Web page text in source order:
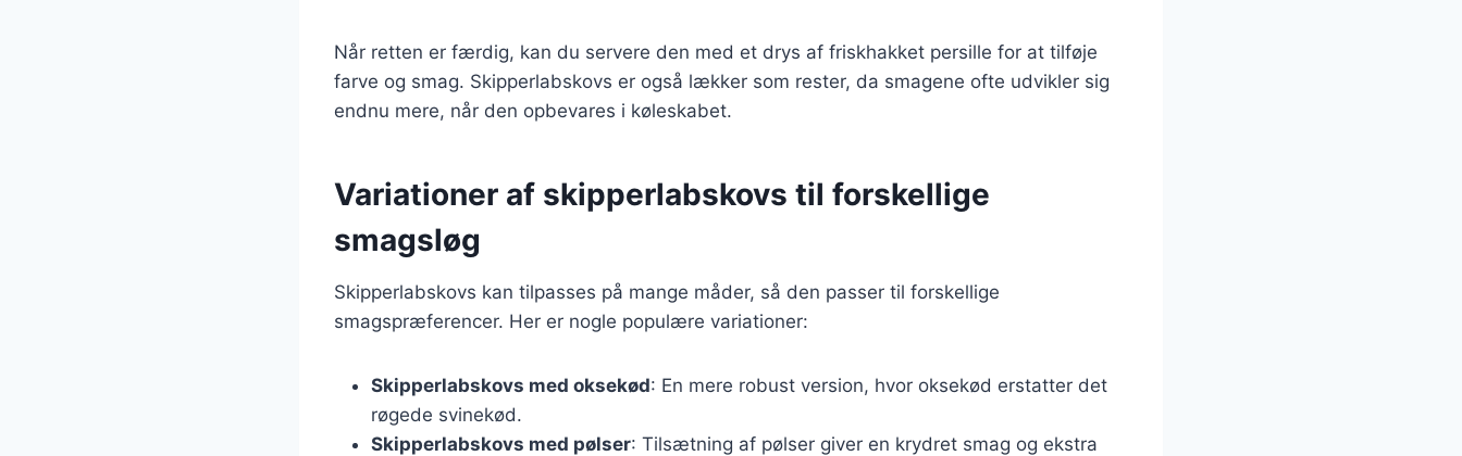
Når retten er færdig, kan du servere den med et drys af friskhakket persille for at tilføje
farve og smag. Skipperlabskovs er også lækker som rester, da smagene ofte udvikler sig
endnu mere, når den opbevares i køleskabet.
Variationer af skipperlabskovs til forskellige
smagsløg
Skipperlabskovs kan tilpasses på mange måder, så den passer til forskellige
smagspræferencer. Her er nogle populære variationer:
Skipperlabskovs med oksekød: En mere robust version, hvor oksekød erstatter det
røgede svinekød.
Skipperlabskovs med pølser: Tilsætning af pølser giver en krydret smag og ekstra